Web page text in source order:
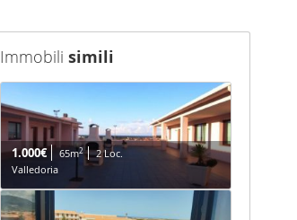
Immobili simili
1.000€ 65m2
2 Loc.
Valledoria